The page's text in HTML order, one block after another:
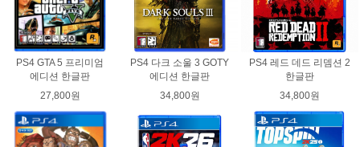
PS4 GTA 5 프리미엄
에디션 한글판
27,800원
PS4 다크 소울 3 GOTY
에디션 한글판
34,800원
PS4 레드 데드 리뎀션 2
한글판
34,800원